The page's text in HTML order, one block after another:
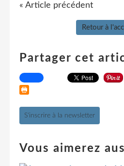
« Article précédent
Retour à
Partager cet
S'inscrire à la newsletter
Vous aimerez